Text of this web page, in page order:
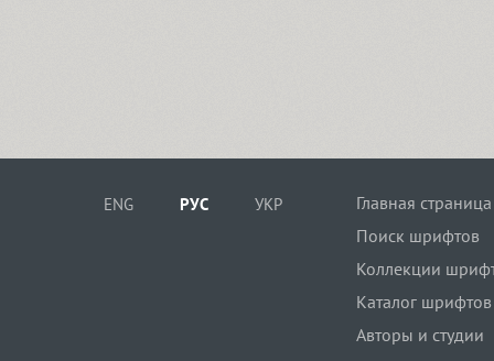
ENG РУС УКР
Главная страница
Поиск шрифтов
Коллекции
Каталог шрифтов
Авторы и студии